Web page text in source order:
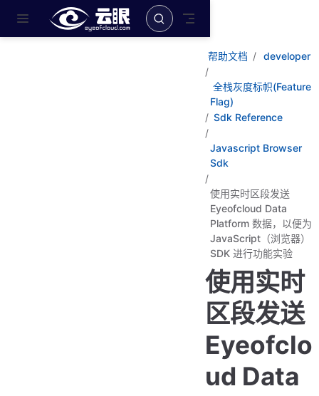
跳至主要內容
帮助文档 developer
全栈灰度标帜(Feature
Flag)
Sdk Reference
Javascript Browser
Sdk
使用实时区段发送
Eyeofcloud Data
Platform 数据，以便为
JavaScript（浏览器）
SDK 进行功能实验
使用实时
区段发送
Eyeofclo
ud Data